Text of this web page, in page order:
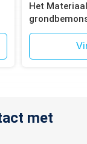
Het
met